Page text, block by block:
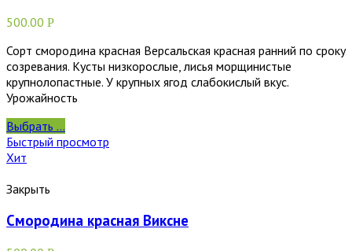
500.00 Р
Сорт смородина красная Версальская красная ранний по сроку
созревания. Кусты низкорослые, лисья морщинистые
крупнолопастные. У крупных ягод слабокислый вкус.
Урожайность
Выбрать ...
Быстрый просмотр
Хит
Закрыть
Смородина красная Виксне